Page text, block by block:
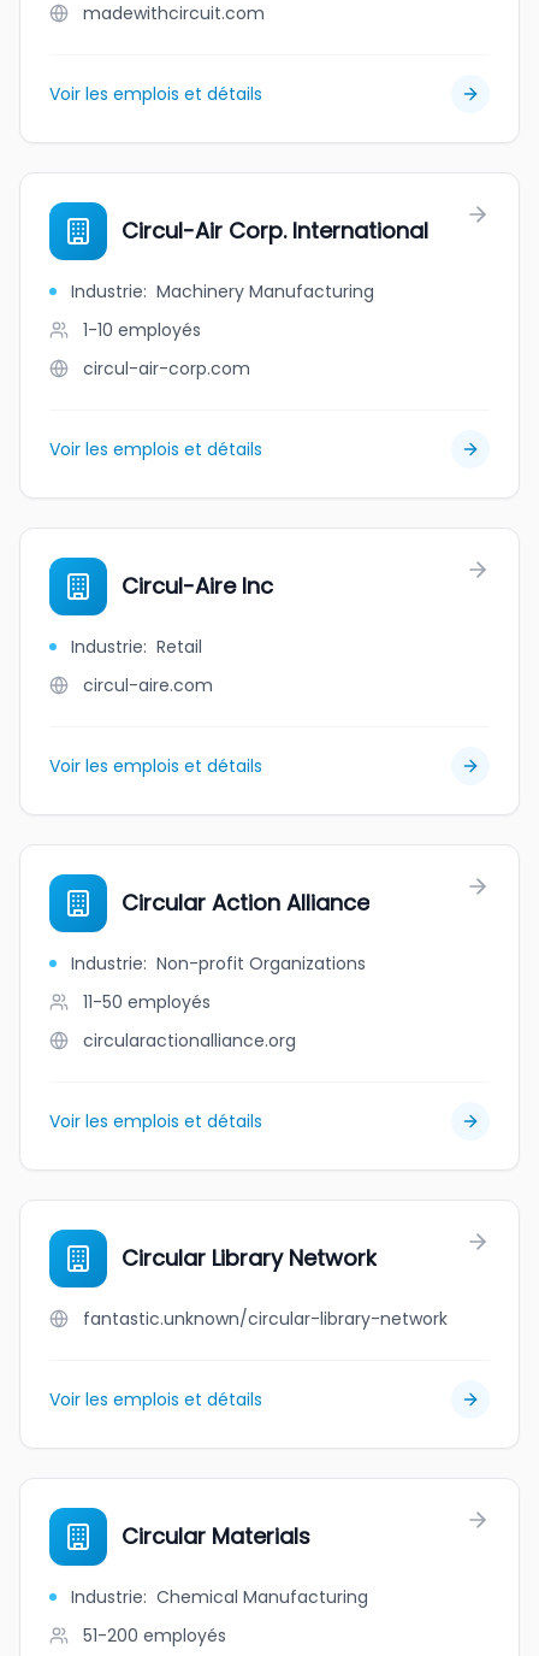
madewithcircuit.com
Voir les emplois et détails
Circul-Air Corp. International
Industrie: Machinery Manufacturing
1-10 employés
circul-air-corp.com
Voir les emplois et détails
Circul-Aire Inc
Industrie: Retail
circul-aire.com
Voir les emplois et détails
Circular Action Alliance
Industrie: Non-profit Organizations
11-50 employés
circularactionalliance.org
Voir les emplois et détails
Circular Library Network
fantastic.unknown/circular-library-network
Voir les emplois et détails
Circular Materials
Industrie: Chemical Manufacturing
51-200 employés